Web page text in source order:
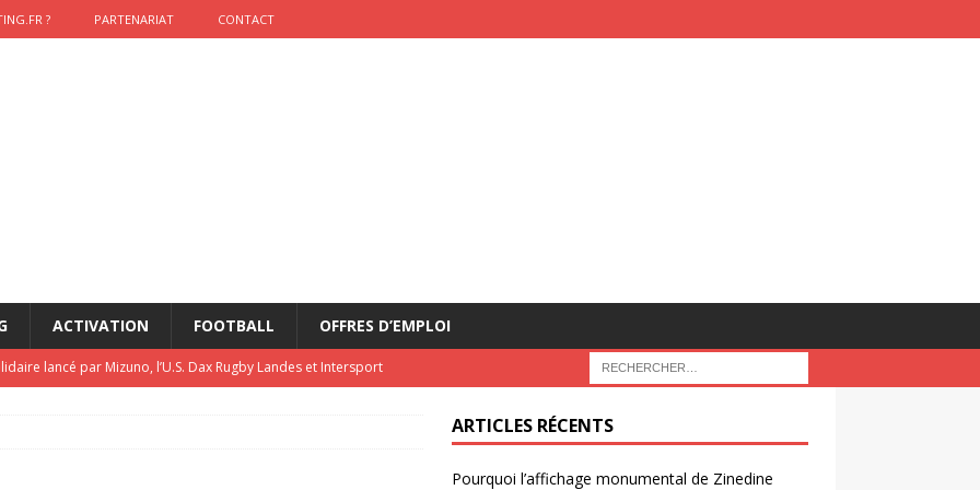
? PARTENARIAT CONTACT
ACTIVATION FOOTBALL OFFRES D’EMPLOI
lancé par Mizuno, l’U.S. Dax Rugby Landes et Intersport
ARTICLES RÉCENTS
Pourquoi l’affichage monumental de Zinedine